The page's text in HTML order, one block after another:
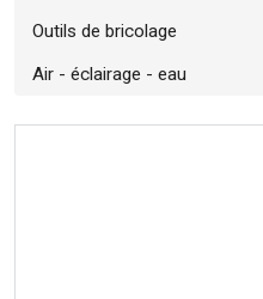
Outils de bricolage
Air - éclairage - eau